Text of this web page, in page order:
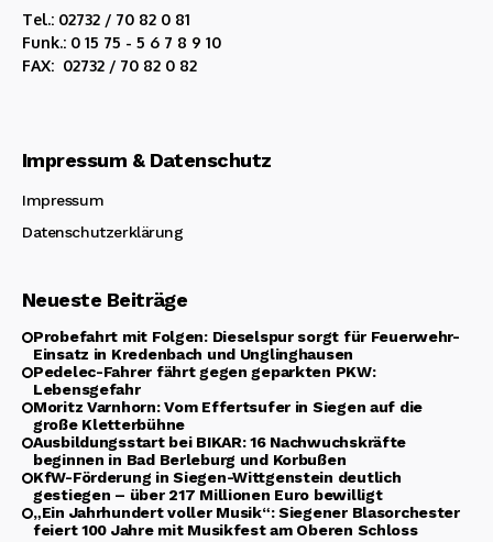
Tel.: 02732 / 70 82 0 81
Funk.: 0 15 75 - 5 6 7 8 9 10
FAX: 02732 / 70 82 0 82
Impressum & Datenschutz
Impressum
Datenschutzerklärung
Neueste Beiträge
Probefahrt mit Folgen: Dieselspur sorgt für Feuerwehr-
Einsatz in Kredenbach und Unglinghausen
Pedelec-Fahrer fährt gegen geparkten PKW:
Lebensgefahr
Moritz Varnhorn: Vom Effertsufer in Siegen auf die
große Kletterbühne
Ausbildungsstart bei BIKAR: 16 Nachwuchskräfte
beginnen in Bad Berleburg und Korbußen
KfW-Förderung in Siegen-Wittgenstein deutlich
gestiegen – über 217 Millionen Euro bewilligt
„Ein Jahrhundert voller Musik“: Siegener Blasorchester
feiert 100 Jahre mit Musikfest am Oberen Schloss